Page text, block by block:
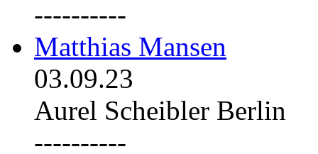
----------
Matthias Mansen
03.09.23
Aurel Scheibler Berlin
----------